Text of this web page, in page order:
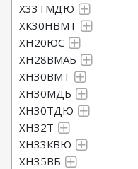
Х33ТМДЮ
ХК30НВМТ
ХН20ЮС
ХН28ВМАБ
ХН30ВМТ
ХН30МДБ
ХН30ТДЮ
ХН32Т
ХН33КВЮ
ХН35ВБ